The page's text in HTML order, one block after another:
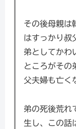
その後母親は
はすっかり叔
弟としてかわ
ところがその
父夫婦も亡く
弟の死後荒れ
生し、この話